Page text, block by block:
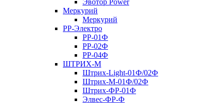
Эвотор Power
Меркурий
Меркурий
РР-Электро
РР-01Ф
РР-02Ф
РР-04Ф
ШТРИХ-М
Штрих-Light-01Ф/02Ф
Штрих-М-01Ф/02Ф
Штрих-ФР-01Ф
Элвес-ФР-Ф